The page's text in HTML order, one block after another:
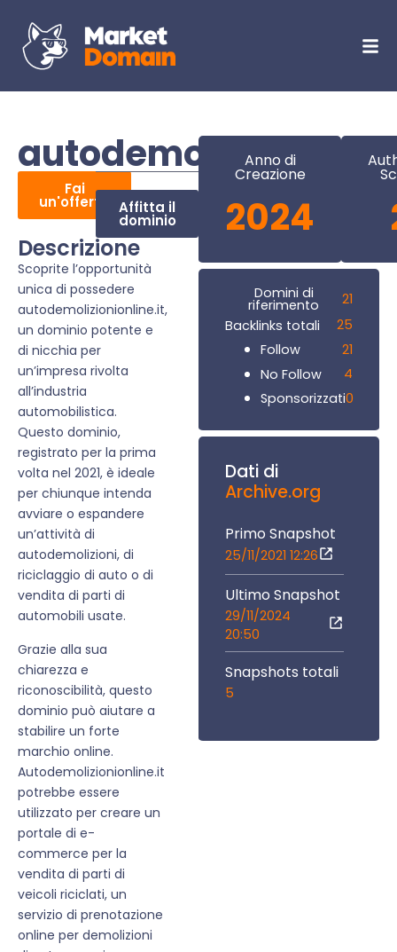
Fai
un'offerta Affitta il
dominio
Descrizione
Scoprite l’opportunità
unica di possedere
autodemolizionionline.it,
un dominio potente e
di nicchia per
un’impresa rivolta
all’industria
automobilistica.
Questo dominio,
registrato per la prima
volta nel 2021, è ideale
per chiunque intenda
avviare o espandere
un’attività di
autodemolizioni, di
riciclaggio di auto o di
vendita di parti di
automobili usate.
Grazie alla sua
chiarezza e
riconoscibilità, questo
dominio può aiutare a
stabilire un forte
marchio online.
Autodemolizionionline.it
potrebbe essere
utilizzato per creare un
portale di e-
commerce per la
vendita di parti di
veicoli riciclati, un
servizio di prenotazione
online per demolizioni
Anno di
Creazione
2024
Domini di
riferimento
21
Backlinks totali
25
Follow
21
No Follow
4
Sponsorizzati0
Dati di
Archive.org
Primo Snapshot
25/11/2021 12:26
Ultimo Snapshot
29/11/2024
20:50
Snapshots totali
5